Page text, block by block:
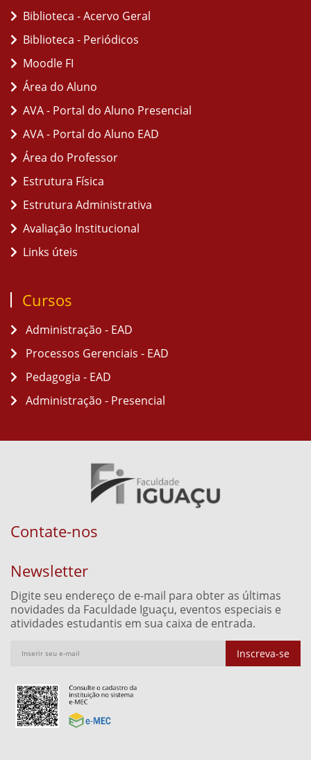
Biblioteca - Acervo Geral
Biblioteca - Periódicos
Moodle FI
Área do Aluno
AVA - Portal do Aluno Presencial
AVA - Portal do Aluno EAD
Área do Professor
Estrutura Física
Estrutura Administrativa
Avaliação Institucional
Links úteis
Cursos
Administração - EAD
Processos Gerenciais - EAD
Pedagogia - EAD
Administração - Presencial
Contate-nos
Newsletter
Digite seu endereço de e-mail para obter as últimas
novidades da Faculdade Iguaçu, eventos especiais e
atividades estudantis em sua caixa de entrada.
Inscreva-se